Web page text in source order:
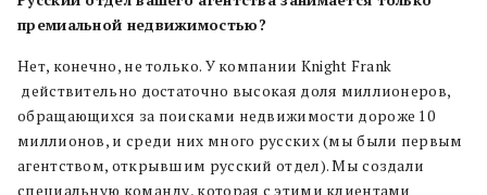
премиальной недвижимостью?
Нет, конечно, не только. У компании Knight Frank
действительно достаточно высокая доля миллионеров,
обращающихся за поисками недвижимости дороже 10
миллионов, и среди них много русских (мы были первым
агентством, открывшим русский отдел). Мы создали
специальную команду, которая с этими клиентами